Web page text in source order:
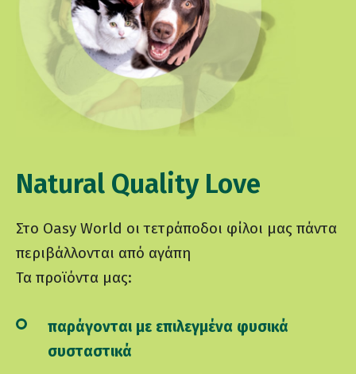
Natural Quality Love
Στο Oasy World οι τετράποδοι φίλοι μας πάντα
περιβάλλονται από αγάπη
Τα προϊόντα μας:
παράγονται με επιλεγμένα φυσικά
συσταστικά